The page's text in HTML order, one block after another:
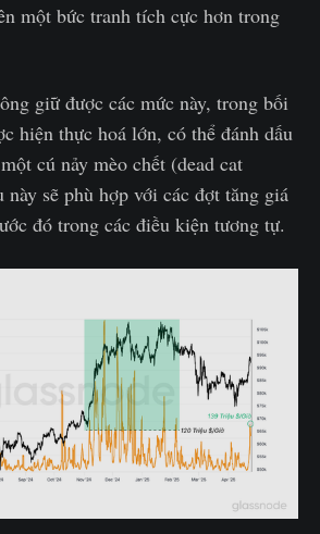
một bức tranh tích cực hơn trong
giữ được các mức này, trong bối
hiện thực hoá lớn, có thể đánh dấu
cú nảy mèo chết (dead cat
này sẽ phù hợp với các đợt tăng giá
đó trong các điều kiện tương tự.